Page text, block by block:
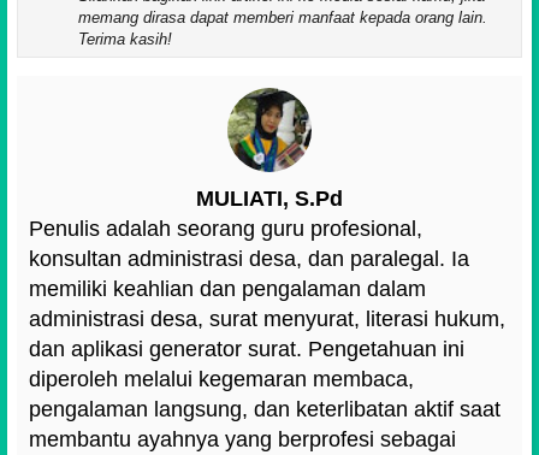
memang dirasa dapat memberi manfaat kepada orang lain.
Terima kasih!
MULIATI, S.Pd
Penulis adalah seorang guru profesional,
konsultan administrasi desa, dan paralegal. Ia
memiliki keahlian dan pengalaman dalam
administrasi desa, surat menyurat, literasi hukum,
dan aplikasi generator surat. Pengetahuan ini
diperoleh melalui kegemaran membaca,
pengalaman langsung, dan keterlibatan aktif saat
membantu ayahnya yang berprofesi sebagai